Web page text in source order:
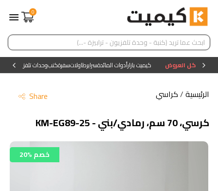
0
كل العروض كيميت بازارأدوات المائدةسرايرطاولاتسفرةكنبوحدات تلفزيون
الرئيسية/كراسي Share
كرسي، 70 سم، رمادي/بني - KM-EG89-25
20% خصم